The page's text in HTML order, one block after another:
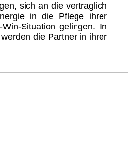
sich an die vertraglich
in die Pflege ihrer
Situation gelingen. In
die Partner in ihrer